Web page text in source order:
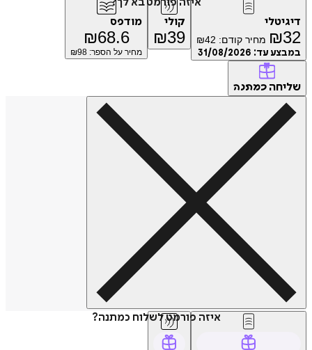
דיגיטלי
₪32 מחיר קודם: ₪42
במבצע עד: 31/08/2026
קולי
₪39
מודפס
₪68.6
מחיר על הספר: ₪ 98
שליחה כמתנה
איזה פורמט לשלוח כמתנה?